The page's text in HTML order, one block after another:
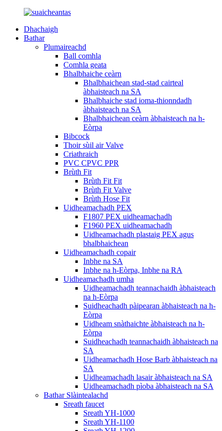
Dhachaigh
Bathar
Plumaireachd
Ball comhla
Comhla geata
Bhalbhaiche ceàrn
Bhalbhaichean stad-stad cairteal
àbhaisteach na SA
Bhalbhaiche stad ioma-thionndadh
àbhaisteach na SA
Bhalbhaichean ceàrn àbhaisteach na h-
Eòrpa
Bibcock
Thoir sùil air Valve
Criathraich
PVC CPVC PPR
Brùth Fit
Brùth Fit Fit
Brùth Fit Valve
Brùth Hose Fit
Uidheamachadh PEX
F1807 PEX uidheamachadh
F1960 PEX uidheamachadh
Uidheamachadh plastaig PEX agus
bhalbhaichean
Uidheamachadh copair
Inbhe na SA
Inbhe na h-Eòrpa, Inbhe na RA
Uidheamachadh umha
Uidheamachadh teannachaidh àbhaisteach
na h-Eòrpa
Suidheachadh pàipearan àbhaisteach na h-
Eòrpa
Uidheam snàthaichte àbhaisteach na h-
Eòrpa
Suidheachadh teannachaidh àbhaisteach na
SA
Uidheamachadh Hose Barb àbhaisteach na
SA
Uidheamachadh lasair àbhaisteach na SA
Uidheamachadh pìoba àbhaisteach na SA
Bathar Slàintealachd
Sreath faucet
Sreath YH-1000
Sreath YH-1100